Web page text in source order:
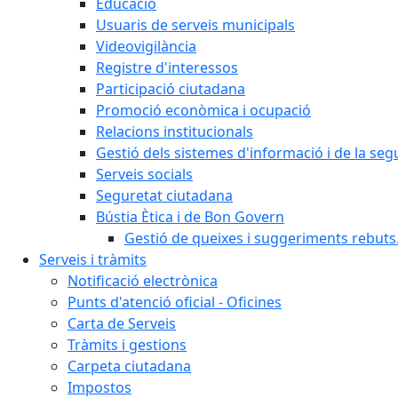
Usuaris de serveis municipals
Videovigilància
Registre d'interessos
Participació ciutadana
Promoció econòmica i ocupació
Relacions institucionals
Gestió dels sistemes d'informació i de la
Serveis socials
Seguretat ciutadana
Bústia Ètica i de Bon Govern
Gestió de queixes i suggeriments rebuts.
Serveis i tràmits
Notificació electrònica
Punts d'atenció oficial - Oficines
Carta de Serveis
Tràmits i gestions
Carpeta ciutadana
Impostos